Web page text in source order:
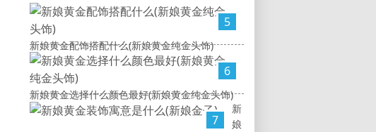
5
新娘黄金配饰搭配什么(新娘黄金纯金头饰)
6
新娘黄金选择什么颜色最好(新娘黄金纯金头饰)
7
新
娘